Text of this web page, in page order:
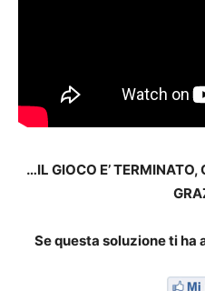
…IL GIOCO E’
Se questa soluzione ti ha